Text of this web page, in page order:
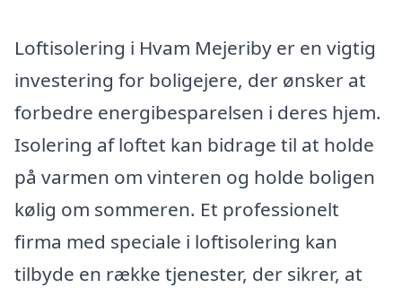
Loftisolering i Hvam Mejeriby er en vigtig
investering for boligejere, der ønsker at
forbedre energibesparelsen i deres hjem.
Isolering af loftet kan bidrage til at holde
på varmen om vinteren og holde boligen
kølig om sommeren. Et professionelt
firma med speciale i loftisolering kan
tilbyde en række tjenester, der sikrer, at